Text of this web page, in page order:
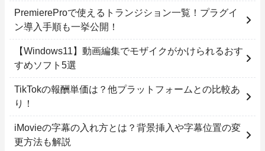
PremiereProで使えるトランジション一覧！プラグイ
ン導入手順も一挙公開！
【Windows11】動画編集でモザイクがかけられるおす
すめソフト5選
TikTokの報酬単価は？他プラットフォームとの比較あ
り！
iMovieの字幕の入れ方とは？背景挿入や字幕位置の変
更方法も解説